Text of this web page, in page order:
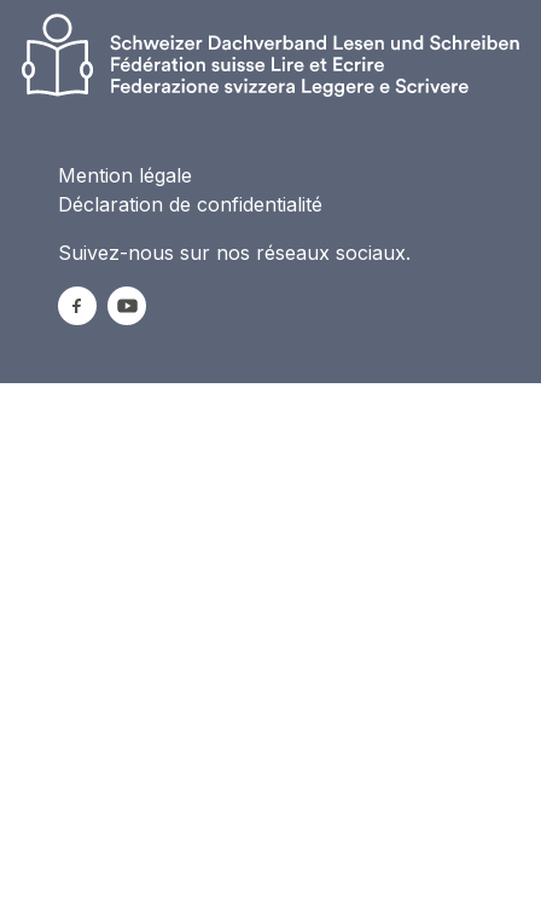
Mention légale
Déclaration de confidentialité
Suivez-nous sur nos réseaux sociaux.